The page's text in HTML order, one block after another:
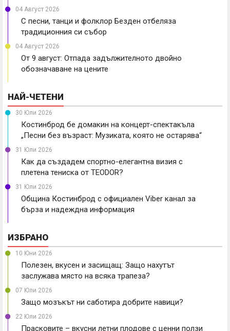
04 Август 2026
С песни, танци и фолклор Безден отбеляза
традиционния си събор
04 Август 2026
От 9 август: Отпада задължителното двойно
обозначаване на цените
НАЙ-ЧЕТЕНИ
30 Юли 2026
Костинброд бе домакин на концерт-спектакъла
„Песни без възраст: Музиката, която не остарява“
31 Юли 2026
Как да създадем спортно-елегантна визия с
плетена тениска от TEODOR?
31 Юли 2026
Община Костинброд с официален Viber канал за
бърза и надеждна информация
ИЗБРАНО
10 Юни 2026
Полезен, вкусен и засищащ: Защо нахутът
заслужава място на всяка трапеза?
07 Юли 2026
Защо мозъкът ни саботира добрите навици?
22 Юли 2026
Прасковите – вкусни летни плодове с ценни ползи